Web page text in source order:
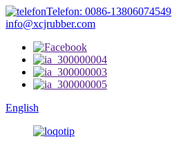
Telefon: 0086-13806074549
info@xcjrubber.com
English